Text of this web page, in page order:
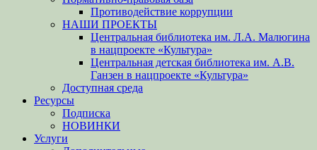
Противодействие коррупции
НАШИ ПРОЕКТЫ
Центральная библиотека им. Л.А. Малюгина
в нацпроекте «Культура»
Центральная детская библиотека им. А.В.
Ганзен в нацпроекте «Культура»
Доступная среда
Ресурсы
Подписка
НОВИНКИ
Услуги